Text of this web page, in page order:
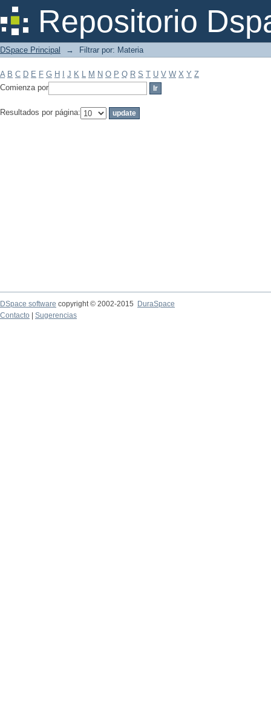
Repositorio
Filtrar por: Materia
DSpace Principal → Filtrar por: Materia
A B C D E F G H J K L M N O P Q R S T U V W X Y Z
Comienza por
Resultados por página:
DSpace software copyright © 2002-2015
DuraSpace
Contacto
Sugerencias